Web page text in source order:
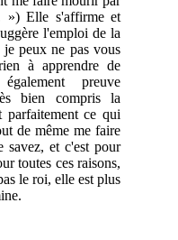
») Elle s'affirme et
l'emploi de la
peux ne pas vous
à apprendre de
preuve
bien compris la
ce qui
de même me faire
savez, et c'est pour
toutes ces raisons,
le roi, elle est plus